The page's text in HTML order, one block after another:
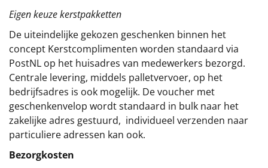
Eigen keuze kerstpakketten
De uiteindelijke gekozen geschenken binnen het
concept Kerstcomplimenten worden standaard via
PostNL op het huisadres van medewerkers bezorgd.
Centrale levering, middels palletvervoer, op het
bedrijfsadres is ook mogelijk. De voucher met
geschenkenvelop wordt standaard in bulk naar het
zakelijke adres gestuurd, individueel verzenden naar
particuliere adressen kan ook.
Bezorgkosten